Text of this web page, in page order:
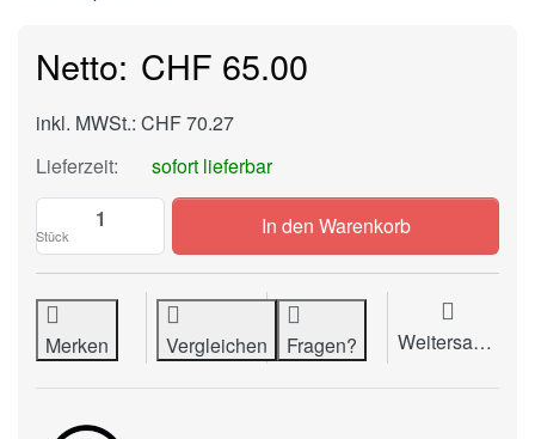
CHF 65.00
inkl. MWSt.: CHF 70.27
Lieferzeit:
sofort lieferbar
Stück
Typenrad TRIUMPH-ADLER Mini
In den Warenkorb
Merken Vergleichen Fragen? Weitersagen